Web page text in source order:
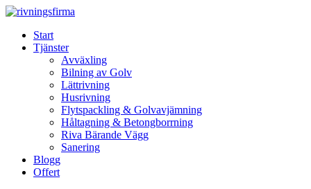
Skip
contentStart
Tjänster
Avväxling
Bilning av Golv
Lättrivning
Husrivning
Flytspackling & Golvavjämning
Håltagning & Betongborrning
Riva Bärande Vägg
Sanering
Blogg
Offert